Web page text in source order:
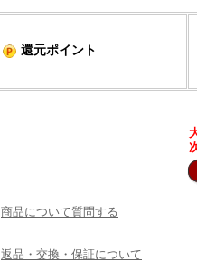
還元ポイント
商品について質問する
返品・交換・保証について